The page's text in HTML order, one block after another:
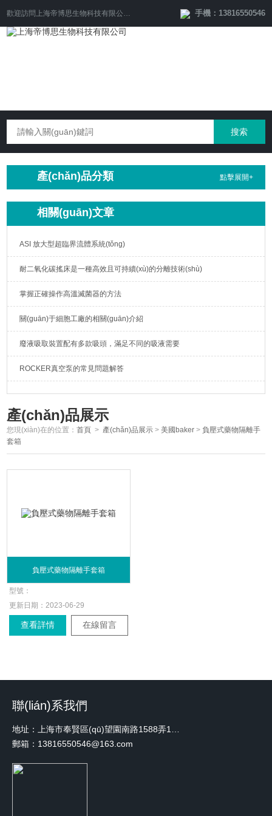
歡迎訪問 上海帝博思生物科技有限公司 手機：13816550546
產(chǎn)品分類 點擊展開+
相關(guān)文章
ASI 放大型超臨界流體系統(tǒng)
耐二氧化碳搖床是一種高效且可持續(xù)的分離技術(shù)
掌握正確操作高溫滅菌器的方法
關(guān)于細胞工廠的相關(guān)介紹
廢液吸取裝置配有多款吸頭，滿足不同的吸液需要
ROCKER真空泵的常見問題解答
產(chǎn)品展示
您現(xiàn)在的位置：首頁 > 產(chǎn)品展示 >美國baker > 負壓式藥物隔離手
套箱
負壓式藥物隔離手套箱
型號：
更新日期：2023-06-29
查看詳情 在線留言
聯(lián)系我們
郵箱：13816550546@163.com